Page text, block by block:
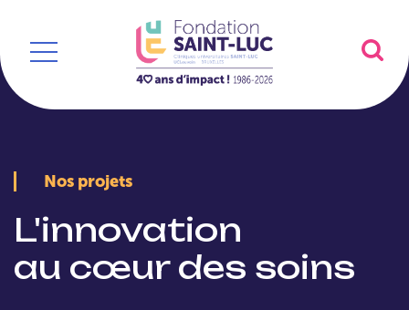
Nos projets
L'innovation
au cœur des soins